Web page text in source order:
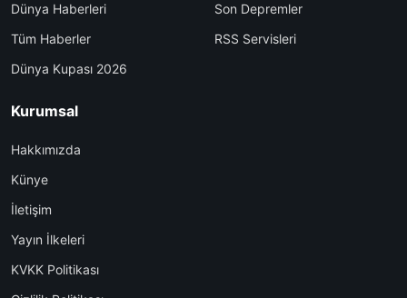
Dünya Haberleri
Tüm Haberler
Dünya Kupası 2026
Son Depremler
RSS Servisleri
Kurumsal
Hakkımızda
Künye
İletişim
Yayın İlkeleri
KVKK Politikası